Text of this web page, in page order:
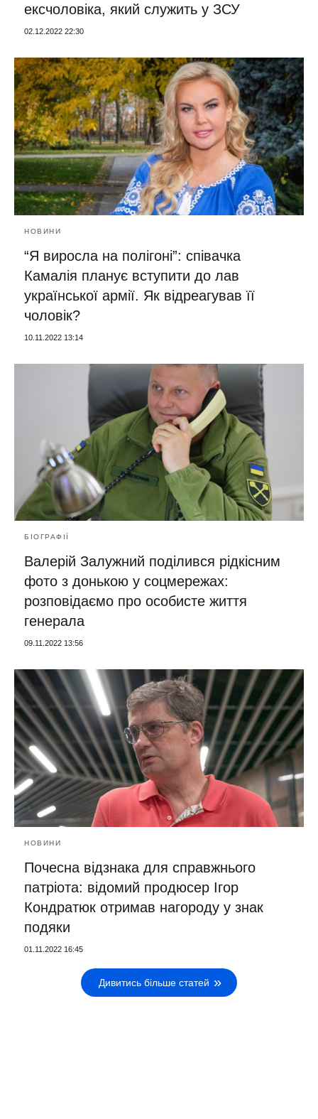
ексчоловіка, який служить у ЗСУ
02.12.2022 22:30
НОВИНИ
“Я виросла на полігоні”: співачка
Камалія планує вступити до лав
української армії. Як відреагував її
чоловік?
10.11.2022 13:14
БІОГРАФІЇ
Валерій Залужний поділився рідкісним
фото з донькою у соцмережах:
розповідаємо про особисте життя
генерала
09.11.2022 13:56
НОВИНИ
Почесна відзнака для справжнього
патріота: відомий продюсер Ігор
Кондратюк отримав нагороду у знак
подяки
01.11.2022 16:45
Дивитись більше статей